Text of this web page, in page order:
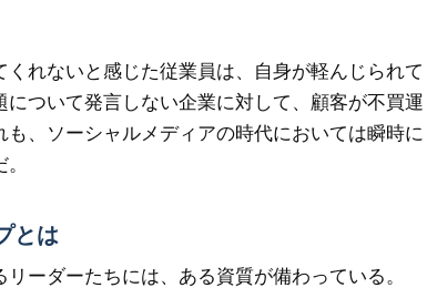
れないと感じた従業員は、自身が軽んじられて
ついて発言しない企業に対して、顧客が不買運
、ソーシャルメディアの時代においては瞬時に
とは
ーダーたちには、ある資質が備わっている。